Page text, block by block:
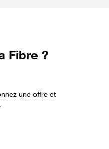
Fibre ?
une offre et